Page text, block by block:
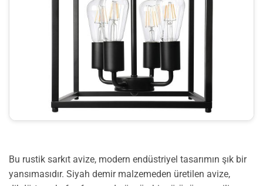
Bu rustik sarkıt avize, modern endüstriyel tasarımın şık bir
yansımasıdır. Siyah demir malzemeden üretilen avize,